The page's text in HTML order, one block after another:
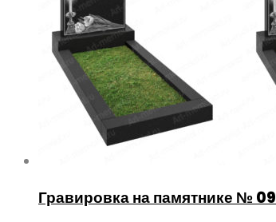
Гравировка на памятнике № 09